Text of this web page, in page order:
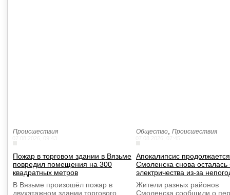
Происшествия
Пожар в торговом здании в Вязьме
повредил помещения на 300
квадратных метров
В Вязьме произошёл пожар в
двухэтажном здании торгового
Общество Происшествия
Апокалипсис
Смоленска снова осталась
электричества из-за
Жители разных районов
Смоленска сообщили о